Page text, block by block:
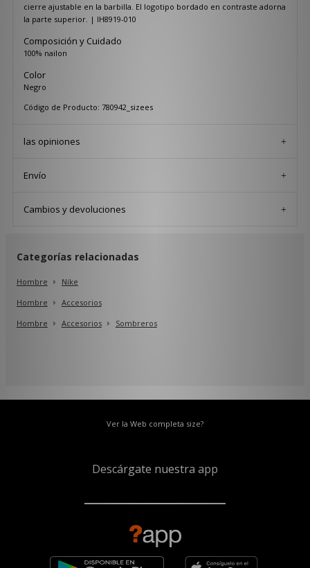
cierre ajustable en la barbilla. El logotipo bordado en contraste adorna
la parte superior. | IH8919-010
Composición y Cuidado
100% nailon
Color
Negro
Código de Producto: 780942_sizees
las opiniones
Envío
Cambios y devoluciones
Categorías relacionadas
Hombre
Nike
Hombre
Accesorios
Hombre
Accesorios Sombreros
Ver la Web completa size?
Descárgate nuestra app